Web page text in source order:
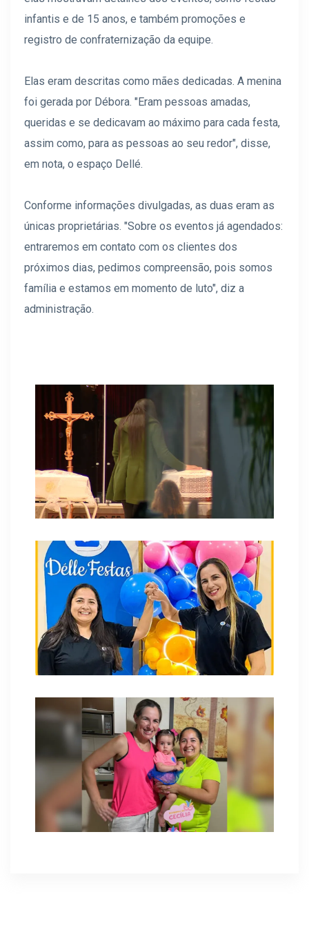
infantis e de 15 anos, e também promoções e
registro de confraternização da equipe.
Elas eram descritas como mães dedicadas. A menina
foi gerada por Débora. "Eram pessoas amadas,
queridas e se dedicavam ao máximo para cada festa,
assim como, para as pessoas ao seu redor", disse,
em nota, o espaço Dellé.
Conforme informações divulgadas, as duas eram as
únicas proprietárias. "Sobre os eventos já agendados:
entraremos em contato com os clientes dos
próximos dias, pedimos compreensão, pois somos
família e estamos em momento de luto", diz a
administração.